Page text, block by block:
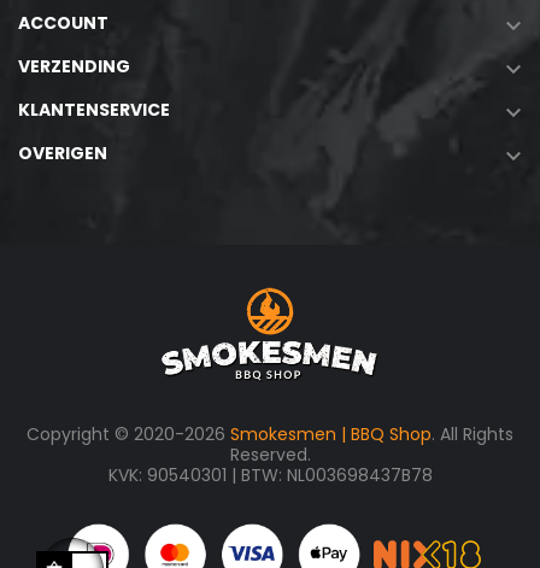
ACCOUNT 
VERZENDING 
KLANTENSERVICE 
OVERIGEN 
Copyright © 2020-2026 Smokesmen | BBQ Shop. All Rights
Reserved.
KVK: 90540301 | BTW: NL003698437B78